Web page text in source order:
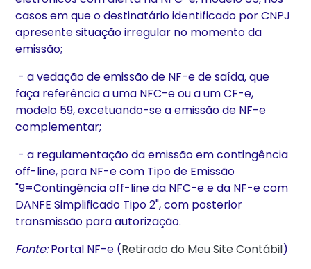
casos em que o destinatário identificado por CNPJ
apresente situação irregular no momento da
emissão;
- a vedação de emissão de NF-e de saída, que
faça referência a uma NFC-e ou a um CF-e,
modelo 59, excetuando-se a emissão de NF-e
complementar;
- a regulamentação da emissão em contingência
off-line, para NF-e com Tipo de Emissão
"9=Contingência off-line da NFC-e e da NF-e com
DANFE Simplificado Tipo 2", com posterior
transmissão para autorização.
Fonte:Portal NF-e (Retirado do Meu Site Contábil)